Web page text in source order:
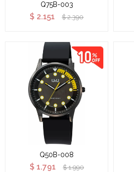
Q75B-003
$ 2.151 $ 2.390
Q50B-008
$ 1.791 $ 1.990